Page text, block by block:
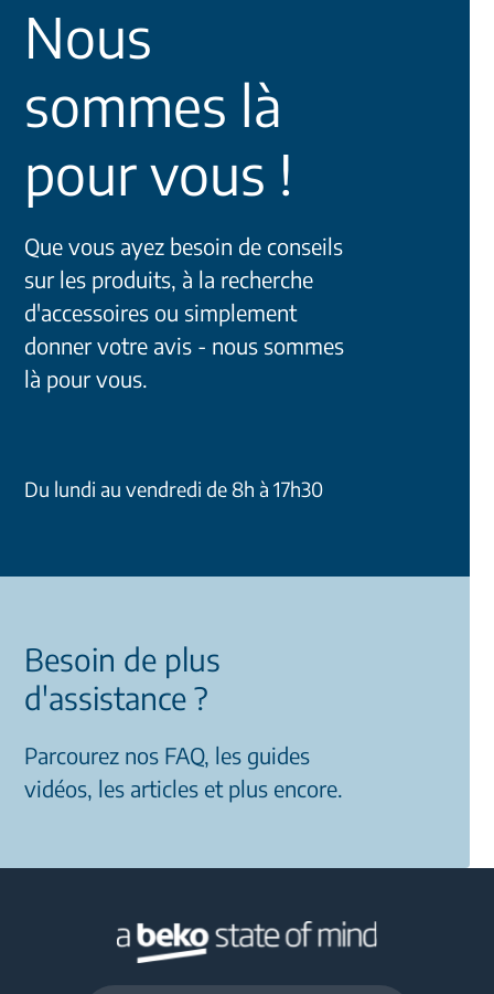
Nous
sommes là
pour vous !
Que vous ayez besoin de conseils
sur les produits, à la recherche
d'accessoires ou simplement
donner votre avis - nous sommes
là pour vous.
Du lundi au vendredi de 8h à 17h30
Besoin de plus
d'assistance ?
Parcourez nos FAQ, les guides
vidéos, les articles et plus encore.